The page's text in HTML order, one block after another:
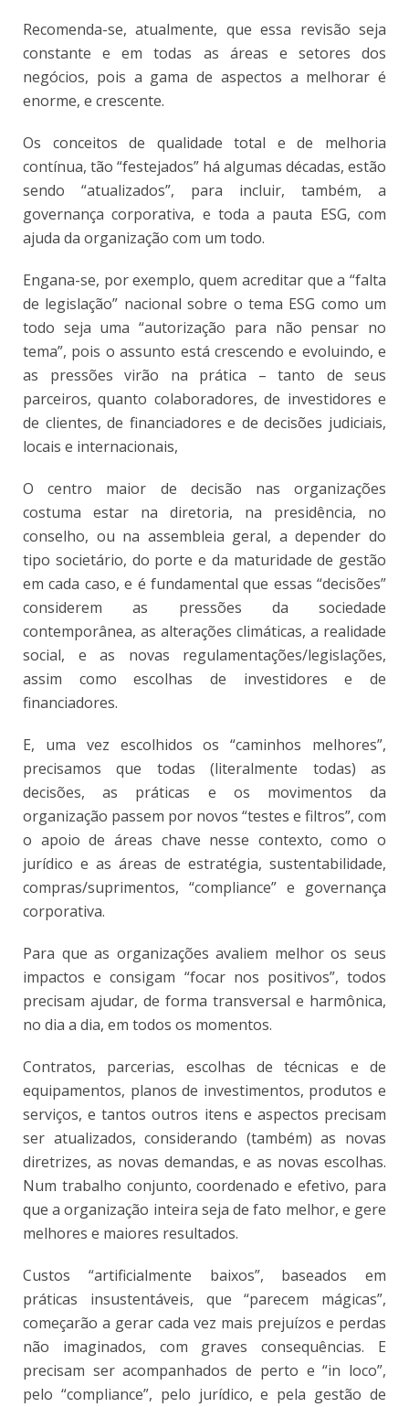
Recomenda-se, atualmente, que essa revisão seja
constante e em todas as áreas e setores dos
negócios, pois a gama de aspectos a melhorar é
enorme, e crescente.
Os conceitos de qualidade total e de melhoria
contínua, tão “festejados” há algumas décadas, estão
sendo “atualizados”, para incluir, também, a
governança corporativa, e toda a pauta ESG, com
ajuda da organização com um todo.
Engana-se, por exemplo, quem acreditar que a “falta
de legislação” nacional sobre o tema ESG como um
todo seja uma “autorização para não pensar no
tema”, pois o assunto está crescendo e evoluindo, e
as pressões virão na prática – tanto de seus
parceiros, quanto colaboradores, de investidores e
de clientes, de financiadores e de decisões judiciais,
locais e internacionais,
O centro maior de decisão nas organizações
costuma estar na diretoria, na presidência, no
conselho, ou na assembleia geral, a depender do
tipo societário, do porte e da maturidade de gestão
em cada caso, e é fundamental que essas “decisões”
considerem as pressões da sociedade
contemporânea, as alterações climáticas, a realidade
social, e as novas regulamentações/legislações,
assim como escolhas de investidores e de
financiadores.
E, uma vez escolhidos os “caminhos melhores”,
precisamos que todas (literalmente todas) as
decisões, as práticas e os movimentos da
organização passem por novos “testes e filtros”, com
o apoio de áreas chave nesse contexto, como o
jurídico e as áreas de estratégia, sustentabilidade,
compras/suprimentos, “compliance” e governança
corporativa.
Para que as organizações avaliem melhor os seus
impactos e consigam “focar nos positivos”, todos
precisam ajudar, de forma transversal e harmônica,
no dia a dia, em todos os momentos.
Contratos, parcerias, escolhas de técnicas e de
equipamentos, planos de investimentos, produtos e
serviços, e tantos outros itens e aspectos precisam
ser atualizados, considerando (também) as novas
diretrizes, as novas demandas, e as novas escolhas.
Num trabalho conjunto, coordenado e efetivo, para
que a organização inteira seja de fato melhor, e gere
melhores e maiores resultados.
Custos “artificialmente baixos”, baseados em
práticas insustentáveis, que “parecem mágicas”,
começarão a gerar cada vez mais prejuízos e perdas
não imaginados, com graves consequências. E
precisam ser acompanhados de perto e “in loco”,
pelo “compliance”, pelo jurídico, e pela gestão de